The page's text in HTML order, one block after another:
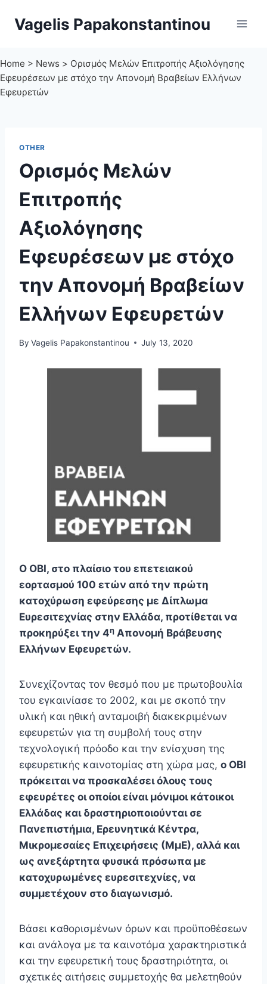
Vagelis Papakonstantinou
Home > News > Ορισμός Μελών Επιτροπής Αξιολόγησης
Εφευρέσεων με στόχο την Απονομή Βραβείων Ελλήνων
Εφευρετών
OTHER
Ορισμός Μελών
Επιτροπής
Αξιολόγησης
Εφευρέσεων με στόχο
την Απονομή Βραβείων
Ελλήνων Εφευρετών
By Vagelis Papakonstantinou July 13, 2020
Ο ΟΒΙ, στο πλαίσιο του επετειακού
εορτασμού 100 ετών από την πρώτη
κατοχύρωση εφεύρεσης με Δίπλωμα
Ευρεσιτεχνίας στην Ελλάδα, προτίθεται να
προκηρύξει την 4η Απονομή Βράβευσης
Ελλήνων Εφευρετών.
Συνεχίζοντας τον θεσμό που με πρωτοβουλία
του εγκαινίασε το 2002, και με σκοπό την
υλική και ηθική ανταμοιβή διακεκριμένων
εφευρετών για τη συμβολή τους στην
τεχνολογική πρόοδο και την ενίσχυση της
εφευρετικής καινοτομίας στη χώρα μας, ο ΟΒΙ
πρόκειται να προσκαλέσει όλους τους
εφευρέτες οι οποίοι είναι μόνιμοι κάτοικοι
Ελλάδας και δραστηριοποιούνται σε
Πανεπιστήμια, Ερευνητικά Κέντρα,
Μικρομεσαίες Επιχειρήσεις (ΜμΕ), αλλά και
ως ανεξάρτητα φυσικά πρόσωπα με
κατοχυρωμένες ευρεσιτεχνίες, να
συμμετέχουν στο διαγωνισμό.
Βάσει καθορισμένων όρων και προϋποθέσεων
και ανάλογα με τα καινοτόμα χαρακτηριστικά
και την εφευρετική τους δραστηριότητα, οι
σχετικές αιτήσεις συμμετοχής θα μελετηθούν